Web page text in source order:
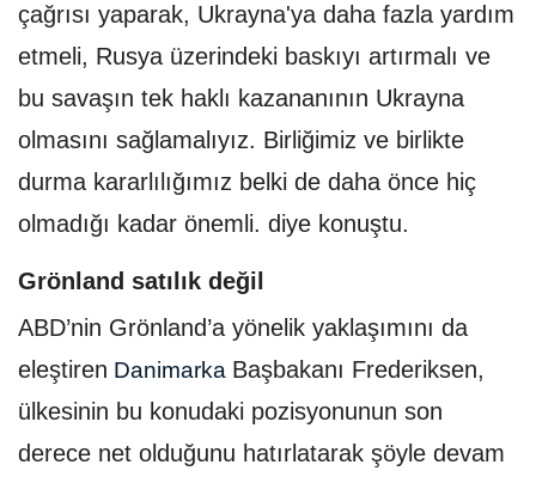
çağrısı yaparak, Ukrayna'ya daha fazla yardım
etmeli, Rusya üzerindeki baskıyı artırmalı ve
bu savaşın tek haklı kazananının Ukrayna
olmasını sağlamalıyız. Birliğimiz ve birlikte
durma kararlılığımız belki de daha önce hiç
olmadığı kadar önemli. diye konuştu.
Grönland satılık değil
ABD’nin Grönland’a yönelik yaklaşımını da
eleştiren Danimarka Başbakanı Frederiksen,
ülkesinin bu konudaki pozisyonunun son
derece net olduğunu hatırlatarak şöyle devam